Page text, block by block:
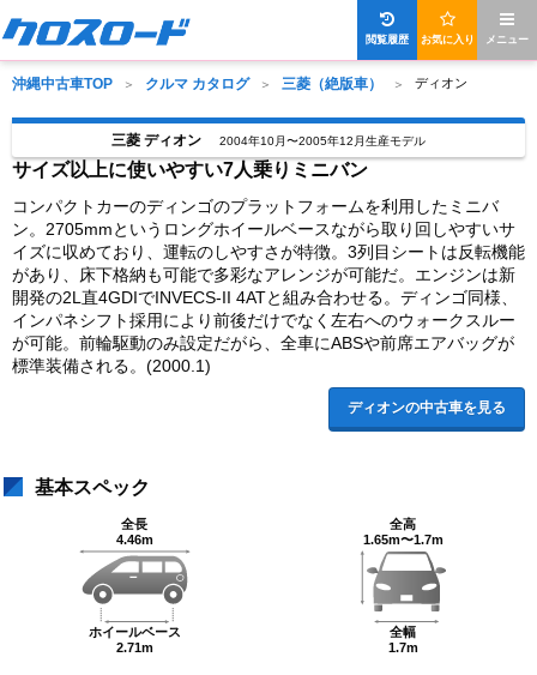
メニュー
お気に入り
閲覧履歴
沖縄中古車TOP クルマ カタログ 三菱（絶版車） ディオン
三菱 ディオン 2004年10月〜2005年12月生産モデル
サイズ以上に使いやすい7人乗りミニバン
コンパクトカーのディンゴのプラットフォームを利用したミニバ
ン。2705mmというロングホイールベースながら取り回しやすいサ
イズに収めており、運転のしやすさが特徴。3列目シートは反転機能
があり、床下格納も可能で多彩なアレンジが可能だ。エンジンは新
開発の2L直4GDIでINVECS-II 4ATと組み合わせる。ディンゴ同様、
インパネシフト採用により前後だけでなく左右へのウォークスルー
が可能。前輪駆動のみ設定だがら、全車にABSや前席エアバッグが
標準装備される。(2000.1)
ディオンの中古車を見る
基本スペック
全長
4.46m
ホイールベース
2.71m
全高
1.65m〜1.7m
全幅
1.7m